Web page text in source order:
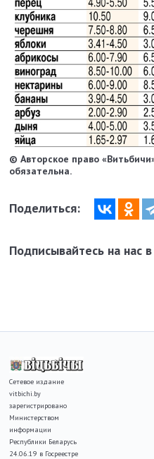
© Авторское право
обязательна.
Поделиться:
Подписывайтесь на нас в
Сетевое издание
vitbichi.by
зарегистрировано
Министерством
информации
Республики Беларусь
24.06.19 в Госреестре